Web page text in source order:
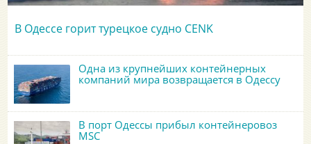
В Одессе горит турецкое судно CENK
Одна из крупнейших контейнерных
компаний мира возвращается в Одессу
В порт Одессы прибыл контейнеровоз
MSC